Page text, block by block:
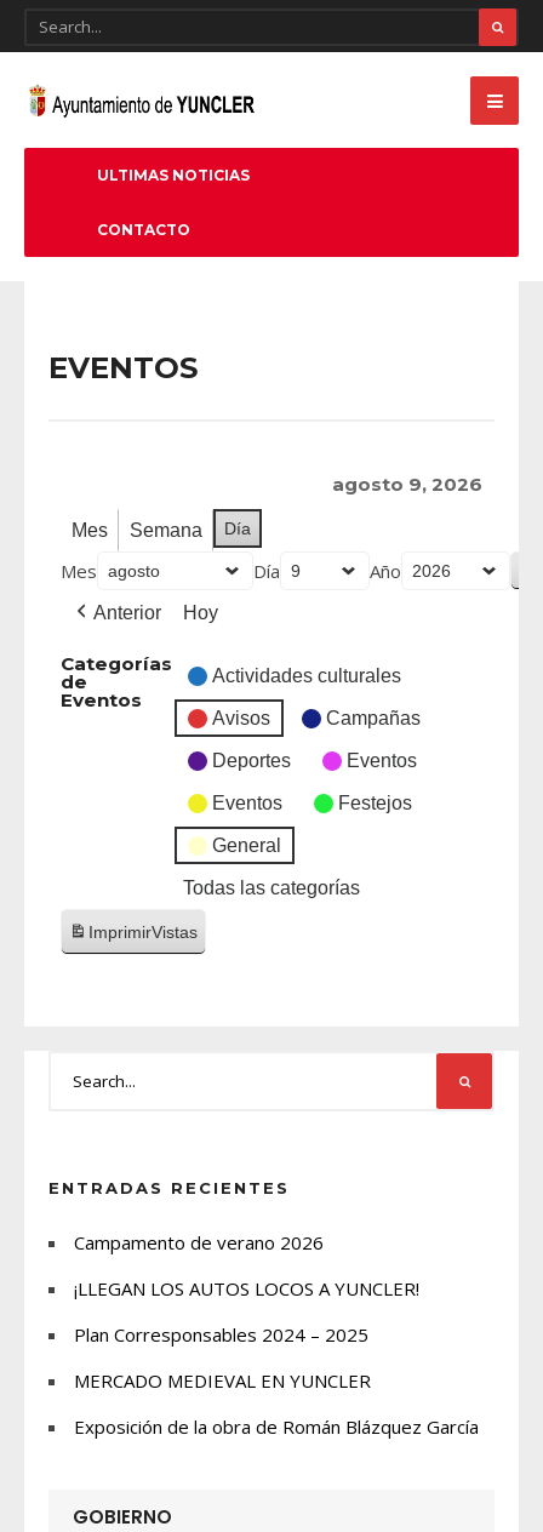
ULTIMAS NOTICIAS
CONTACTO
EVENTOS
agosto 9, 2026
Mes Semana Día
Mes Día Año
Anterior Hoy
Categorías
de
Eventos
Actividades culturales
Avisos Campañas
Deportes Eventos
Eventos Festejos
General
Todas las categorías
ImprimirVistas
ENTRADAS RECIENTES
Campamento de verano 2026
¡LLEGAN LOS AUTOS LOCOS A YUNCLER!
Plan Corresponsables 2024 – 2025
MERCADO MEDIEVAL EN YUNCLER
Exposición de la obra de Román Blázquez García
GOBIERNO